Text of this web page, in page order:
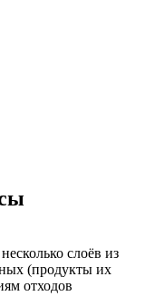
слоёв из
(продукты их
отходов